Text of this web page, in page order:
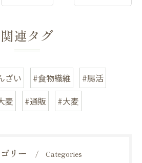
関連タグ
ざい #食物繊維
#腸活
麦
#通販 #大麦
リー Categories